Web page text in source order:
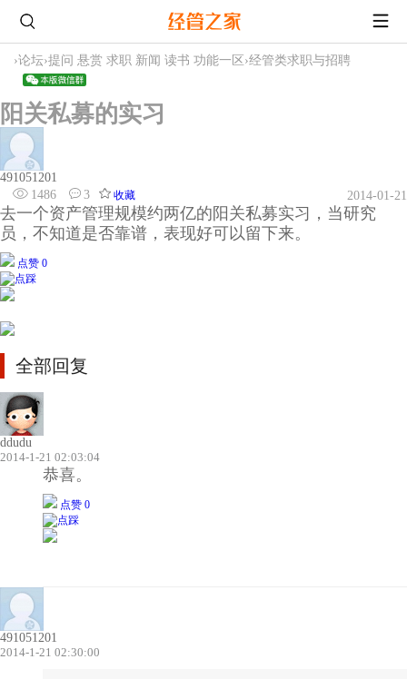
›论坛›提问 悬赏 求职 新闻 读书 功能一区 ›经管类求职与招聘
阳关私募的实习
491051201
1486
3 收藏 2014-01-21
去一个资产管理规模约两亿的阳关私募实习，当研究
员，不知道是否靠谱，表现好可以留下来。
点赞 0
全部回复
ddudu
2014-1-21 02:03:04
恭喜。
点赞 0
491051201
2014-1-21 02:30:00